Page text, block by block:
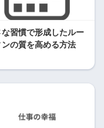
な習慣で形成したルー
ンの質を高める方法